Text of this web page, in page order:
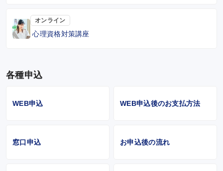
オンライン
心理資格対策講座
各種申込
WEB申込 WEB申込後のお支払方法
窓口申込 お申込後の流れ